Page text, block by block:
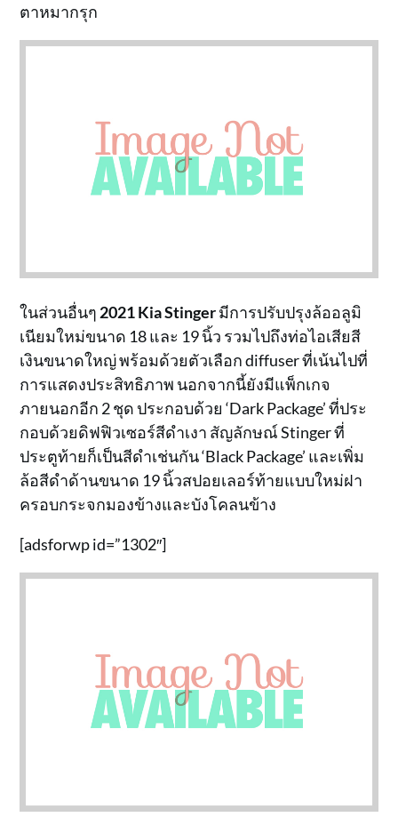
ตาหมากรุก
ในส่วนอื่นๆ 2021 Kia Stingerมีการปรับปรุงล้ออลูมิ
เนียมใหม่ขนาด 18 และ 19 นิ้ว รวมไปถึงท่อไอเสียสี
เงินขนาดใหญ่ พร้อมด้วยตัวเลือก diffuser ที่เน้นไปที่
การแสดงประสิทธิภาพ นอกจากนี้ยังมีแพ็กเกจ
ภายนอกอีก 2 ชุด ประกอบด้วย ‘Dark Package’ ที่ประ
กอบด้วยดิฟฟิวเซอร์สีดำเงา สัญลักษณ์ Stinger ที่
ประตูท้ายก็เป็นสีดำเช่นกัน ‘Black Package’ และเพิ่ม
ล้อสีดำด้านขนาด 19 นิ้วสปอยเลอร์ท้ายแบบใหม่ฝา
ครอบกระจกมองข้างและบังโคลนข้าง
[adsforwp id=”1302″]